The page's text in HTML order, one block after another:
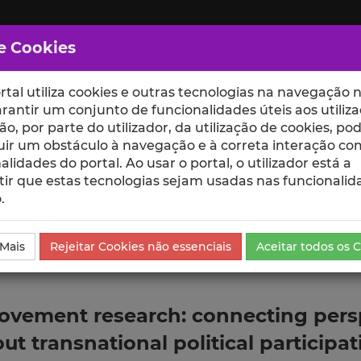
ESCOLAS UNIDADES
research: connecting
transnational political
Cookies
utiliza cookies e outras tecnologias na navegação
um conjunto de funcionalidades úteis aos
por parte do utilizador, da utilização de cookies,
um obstáculo à navegação e à correta interação
do portal. Ao usar o portal, o utilizador está a
que estas tecnologias sejam usadas nas
Rejeitar Cookies não essenciais Aceitar todos os